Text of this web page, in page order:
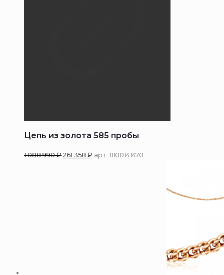
Цепь из золота 585 пробы
1 088 990₽261 358 ₽ арт. 11100141470